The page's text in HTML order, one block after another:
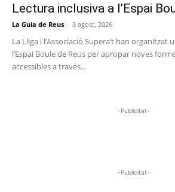
Lectura inclusiva a l’Espai
La Guia de Reus - 3 agost, 2026
La Lliga i l’Associació Supera’t han
l’Espai Boule de Reus per apropar noves
accessibles a través...
-Publicitat-
-Publicitat-